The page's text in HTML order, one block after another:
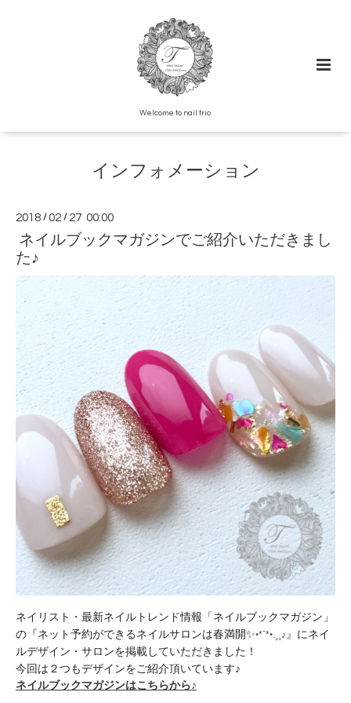
Welcome to nail trio
インフォメーション
2018 /02 / 27 00:00
ネイルブックマガジンでご紹介いただきまし
た♪
ネイリスト・最新ネイルトレンド情報「ネイルブックマガジン」
の『ネット予約ができるネイルサロンは春満開✨•*¨*•.¸¸ ♪ 』にネイ
ルデザイン・ サロンを掲載していただきました！
今回は２つもデザインをご紹介頂いています♪
ネイルブックマガジンはこちらから♪